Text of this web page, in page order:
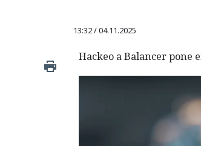
13:32 / 04.11.2025
Hackeo a Balancer pone